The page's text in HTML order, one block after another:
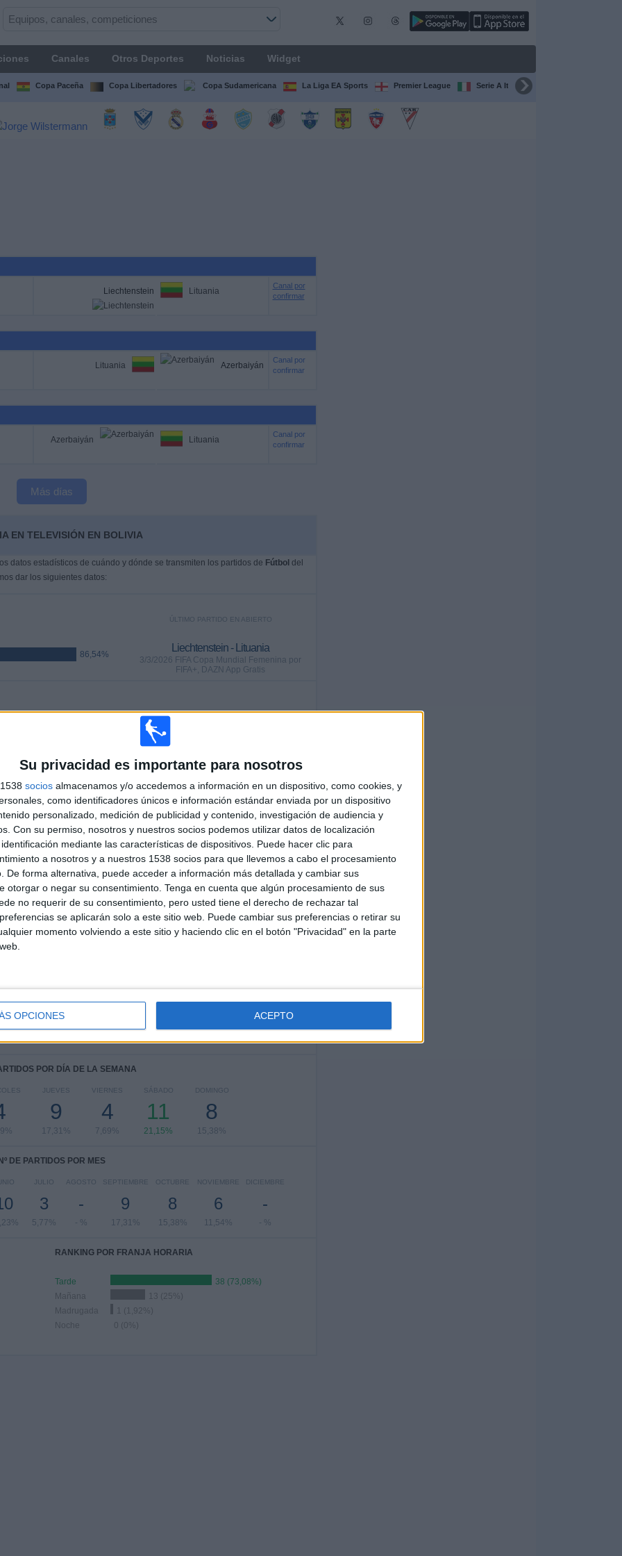
Su privacidad es importante para nosotros
socios almacenamos y/o accedemos a información en un dispositivo, como cookies, y
como identificadores únicos e información estándar enviada por un dispositivo
personalizado, medición de publicidad y contenido, investigación de audiencia y
Con su permiso, nosotros y nuestros socios podemos utilizar datos de localización
mediante las características de dispositivos. Puede hacer clic para
a nosotros y a nuestros 1538 socios para que llevemos a cabo el procesamiento
De forma alternativa, puede acceder a información más detallada y cambiar sus
otorgar o negar su consentimiento. Tenga en cuenta que algún procesamiento de sus
no requerir de su consentimiento, pero usted tiene el derecho de rechazar tal
se aplicarán solo a este sitio web. Puede cambiar sus preferencias o retirar su
momento volviendo a este sitio y haciendo clic en el botón "Privacidad" en la parte
OPCIONES ACEPTO
Canales Otros Deportes Noticias Widget
Copa Paceña Copa Libertadores Copa Sudamericana La Liga EA Sports Premier League Serie A Italiana
Liechtenstein Lituania
Canal por
confirmar
Lituania Azerbaiyán
Canal por
confirmar
Azerbaiyán Lituania
Canal por
confirmar
Más días
EN TELEVISIÓN EN BOLIVIA
datos estadísticos de cuándo y dónde se transmiten los partidos de Fútbol del
dar los siguientes datos:
86,54%
ÚLTIMO PARTIDO EN ABIERTO
Liechtenstein - Lituania
3/3/2026 FIFA Copa Mundial Femenina por
FIFA+, DAZN App Gratis
GRATUÍTO
PARTIDOS
DE PAGO
TOTAL
29
RIVALES
MÁXIMO
4
VS Serbia
TOTAL
9
COMPETICIONES
RANKING POR COMPETICIONES
Ver ranking completo
POR DÍA DE LA SEMANA
JUEVES
9
17,31%
VIERNES
4
7,69%
SÁBADO
11
21,15%
DOMINGO
8
15,38%
Nº DE PARTIDOS POR MES
JULIO
3
5,77%
AGOSTO
-
- %
SEPTIEMBRE
9
17,31%
OCTUBRE
8
15,38%
NOVIEMBRE
6
11,54%
DICIEMBRE
-
- %
RANKING POR FRANJA HORARIA
Tarde
38 (73,08%)
Mañana
13 (25%)
Madrugada
1 (1,92%)
Noche
0 (0%)